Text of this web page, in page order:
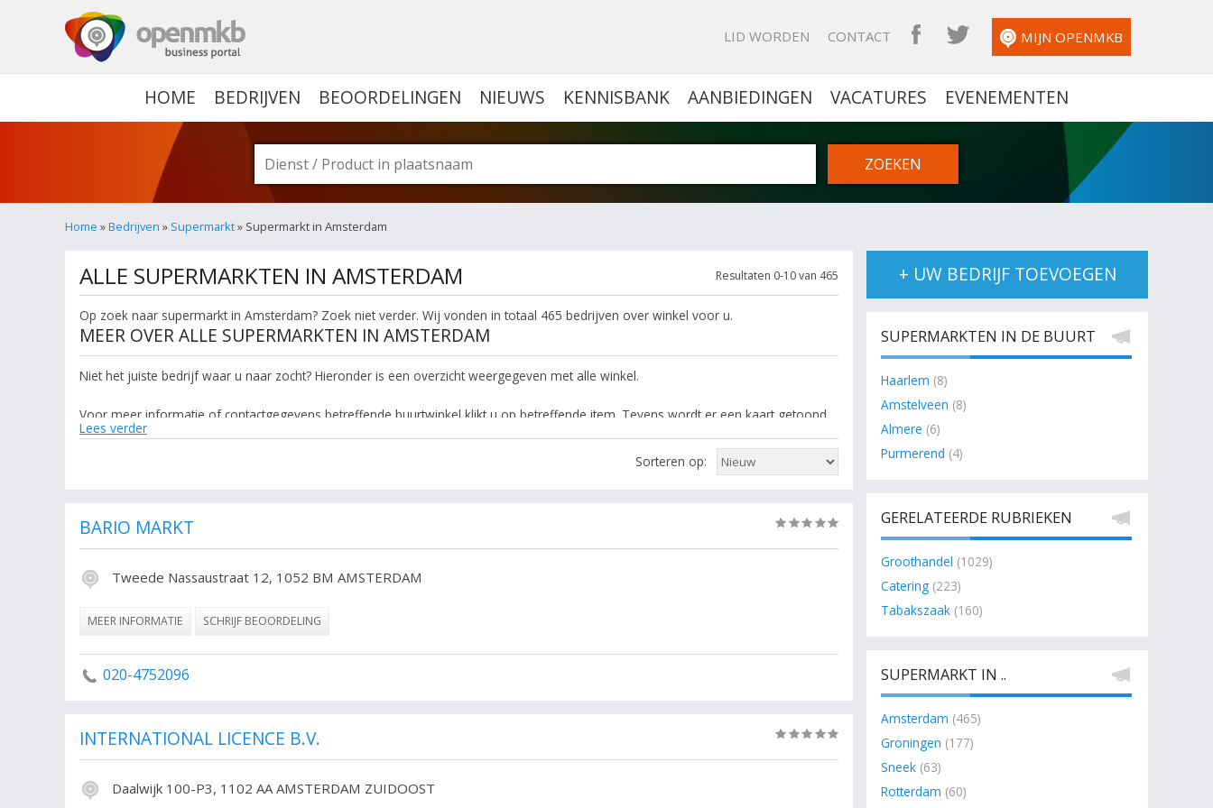
LID WORDEN CONTACT OPENMKB FACEBOOK
OPENMKB TWITTER
MIJN OPENMKB
HOME BEDRIJVEN BEOORDELINGEN NIEUWS KENNISBANK AANBIEDINGEN VACATURES EVENEMENTEN
Home »Bedrijven » Supermarkt» Supermarkt in Amsterdam
Resultaten 0-10 van 465
ALLE SUPERMARKTEN IN AMSTERDAM
Op zoek naar supermarkt in Amsterdam? Zoek niet verder. Wij vonden in totaal 465 bedrijven over winkel voor u.
MEER OVER ALLE SUPERMARKTEN IN AMSTERDAM
Niet het juiste bedrijf waar u naar zocht? Hieronder is een overzicht weergegeven met alle winkel.
Voor meer informatie of contactgegevens betreffende buurtwinkel klikt u op betreffende item. Tevens wordt er een kaart getoond
met de locatie van de onderneming uit de categorie buurtwinkel in Amsterdam. Gebruik de filters in de rechterkolom om verder te
Lees verder
Sorteren op:
BARIO MARKT
Tweede Nassaustraat 12, 1052 BM AMSTERDAM
MEER INFORMATIE SCHRIJF BEOORDELING
020-4752096
INTERNATIONAL LICENCE B.V.
Daalwijk 100-P3, 1102 AA AMSTERDAM ZUIDOOST
+ UW BEDRIJF TOEVOEGEN
SUPERMARKTEN IN DE BUURT
Haarlem (8)
Amstelveen (8)
Almere (6)
Purmerend (4)
GERELATEERDE RUBRIEKEN
Groothandel (1029)
Catering (223)
Tabakszaak (160)
SUPERMARKT IN ..
Amsterdam (465)
Groningen (177)
Sneek (63)
Rotterdam (60)